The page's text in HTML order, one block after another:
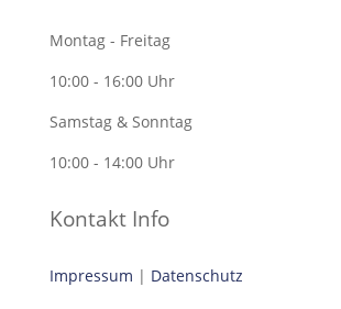
Montag - Freitag
10:00 - 16:00 Uhr
Samstag & Sonntag
10:00 - 14:00 Uhr
Kontakt Info
Impressum | Datenschutz